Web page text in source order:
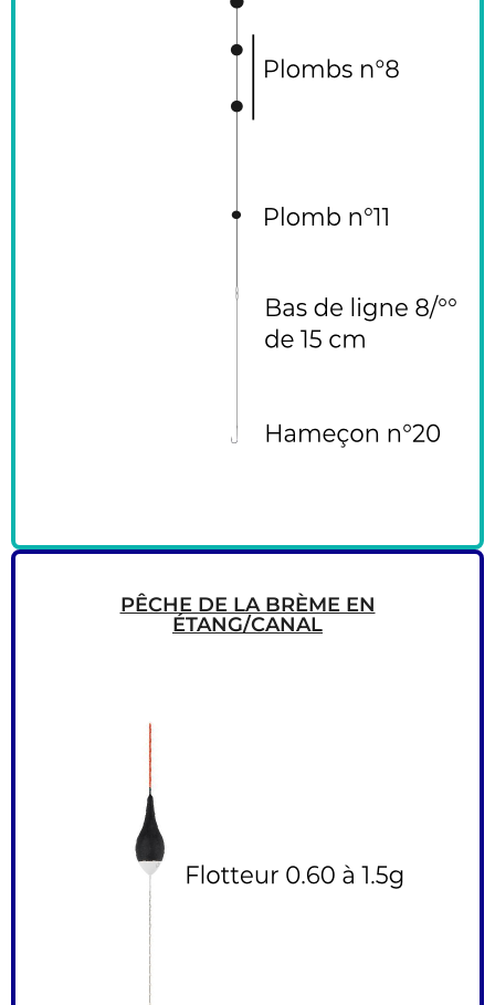
PÊCHE DE LA BRÈME EN
ÉTANG/CANAL